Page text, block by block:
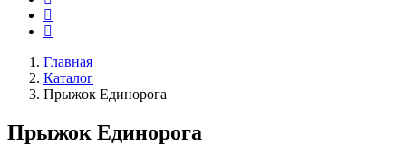
Главная
Каталог
Прыжок Единорога
Прыжок Единорога